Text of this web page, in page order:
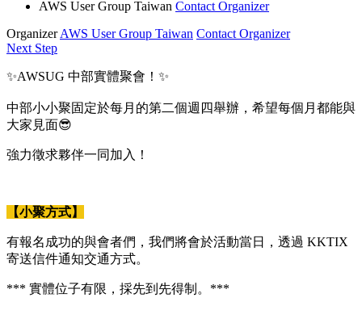
AWS User Group Taiwan Contact Organizer
OrganizerAWS User Group Taiwan Contact Organizer
Next Step
✨AWSUG 中部實體聚會！✨
中部小小聚固定於每月的第二個週四舉辦，希望每個月都能與
大家見面😎
強力徵求夥伴一同加入！
【小聚方式】
有報名成功的與會者們，我們將會於活動當日，透過 KKTIX
寄送信件通知交通方式。
*** 實體位子有限，採先到先得制。***